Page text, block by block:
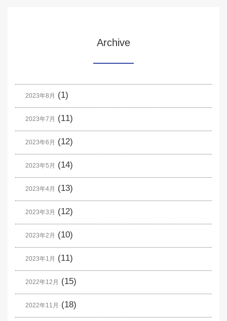
Archive
2023年8月 (1)
2023年7月 (11)
2023年6月 (12)
2023年5月 (14)
2023年4月 (13)
2023年3月 (12)
2023年2月 (10)
2023年1月 (11)
2022年12月 (15)
2022年11月 (18)